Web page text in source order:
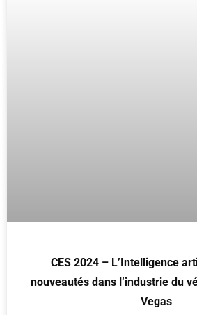
CES 2024 – L’Intelligence
nouveautés dans l’industrie du
Vegas